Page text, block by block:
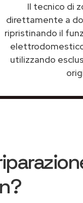
Il tecnico di
direttamente a
ripristinando il
utilizzando